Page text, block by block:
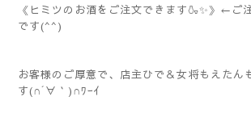
《ヒミツのお酒をご注文できます🍶✨》←ご
です(^^)
お客様のご厚意で、店主ひで＆女将もえたん
す(∩´∀｀)∩ﾜｰｲ